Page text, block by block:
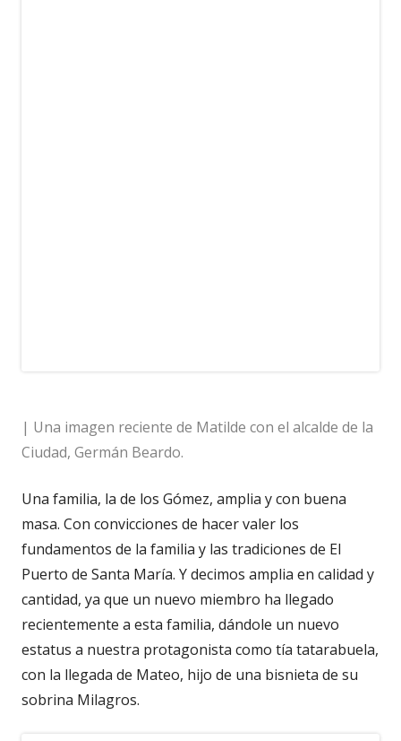
| Una imagen reciente de Matilde con el alcalde de la
Ciudad, Germán Beardo.
Una familia, la de los Gómez, amplia y con buena
masa. Con convicciones de hacer valer los
fundamentos de la familia y las tradiciones de El
Puerto de Santa María. Y decimos amplia en calidad y
cantidad, ya que un nuevo miembro ha llegado
recientemente a esta familia, dándole un nuevo
estatus a nuestra protagonista como tía tatarabuela,
con la llegada de Mateo, hijo de una bisnieta de su
sobrina Milagros.